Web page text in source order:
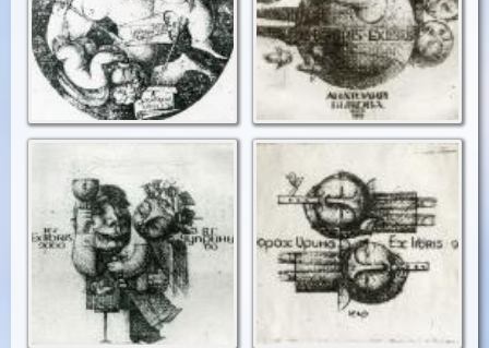
В.Чуприни
Ірини Барах